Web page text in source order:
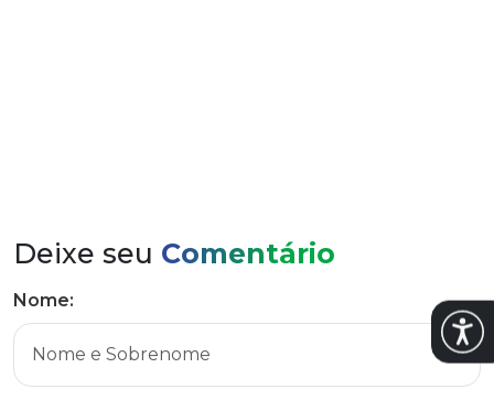
Abrir
Deixe seu Comentário
Nome: